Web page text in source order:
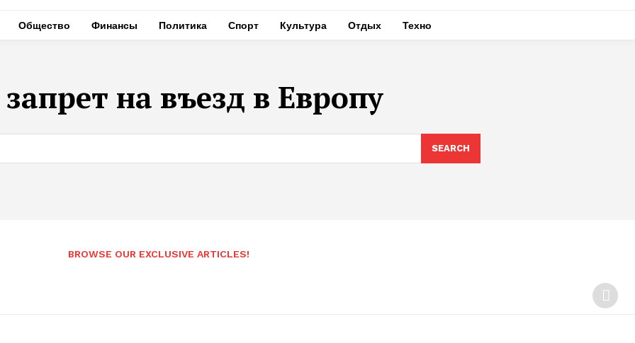
Общество Финансы Политика Спорт Культура Отдых Техно
запрет на въезд в Европу
SEARCH
BROWSE OUR EXCLUSIVE ARTICLES!